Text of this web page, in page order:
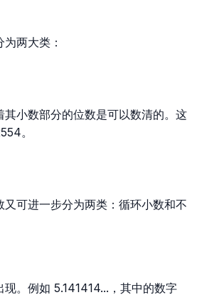
两大类：
小数部分的位数是可以数清的。这
。
可进一步分为两类：循环小数和不
。例如 5.141414...，其中的数字